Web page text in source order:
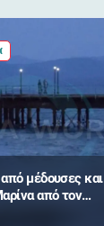
μέδουσες και
από τον